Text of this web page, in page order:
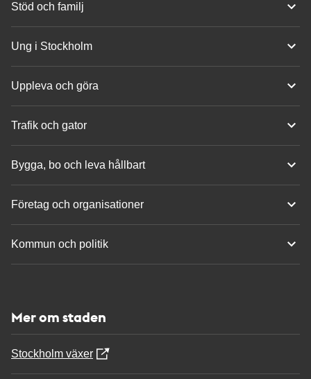
Stöd och familj
Ung i Stockholm
Uppleva och göra
Trafik och gator
Bygga, bo och leva hållbart
Företag och organisationer
Kommun och politik
Mer om staden
Stockholm växer